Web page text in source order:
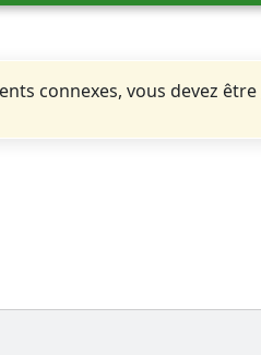
connexes, vous devez être